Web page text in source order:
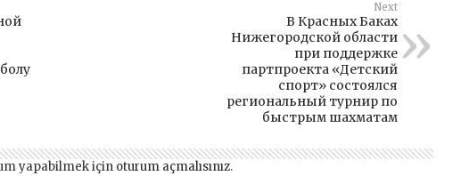
Next
В Красных Баках
Нижегородской области
при поддержке
партпроекта «Детский
спорт» состоялся
региональный турнир по
быстрым шахматам
yapabilmek için oturum açmalısınız.